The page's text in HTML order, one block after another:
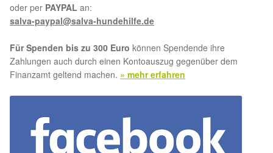
oder per PAYPAL an:
salva-paypal@salva-hundehilfe.de
Für Spenden bis zu 300 Euro können Spendende ihre
Zahlungen auch durch einen Kontoauszug gegenüber dem
Finanzamt geltend machen. » mehr erfahren